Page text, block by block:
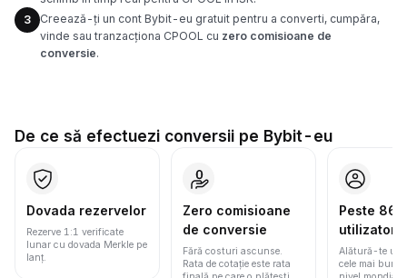
3
Creează-ți un cont Bybit-eu gratuit pentru a converti, cumpăra,
vinde sau tranzacționa CPOOL cu zero comisioane de
conversie.
De ce să efectuezi conversii pe Bybit-eu
Dovada rezervelor
Rezerve 1:1 verificate
lunar cu dovada Merkle pe
lanț.
Zero comisioane
de conversie
Fără costuri ascunse.
Rata de cotație este rata
Peste 86
utilizatori
Alătură-te
cele mai bune